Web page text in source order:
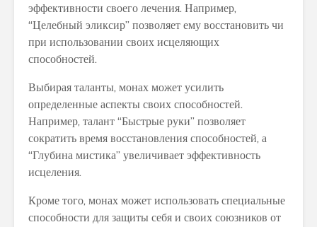
эффективности своего лечения. Например,
“Целебный эликсир” позволяет ему восстановить чи
при использовании своих исцеляющих
способностей.
Выбирая таланты, монах может усилить
определенные аспекты своих способностей.
Например, талант “Быстрые руки” позволяет
сократить время восстановления способностей, а
“Глубина мистика” увеличивает эффективность
исцеления.
Кроме того, монах может использовать специальные
способности для защиты себя и своих союзников от